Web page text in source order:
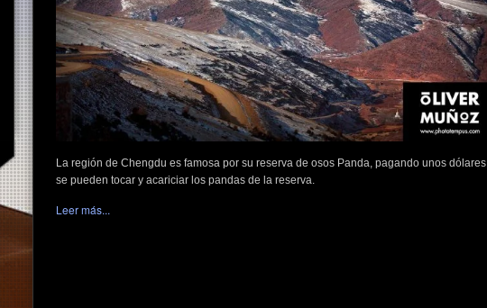
La región de Chengdu es famosa por su reserva de osos Panda, pagando unos dólares
se pueden tocar y acariciar los pandas de la reserva.
Leer más...